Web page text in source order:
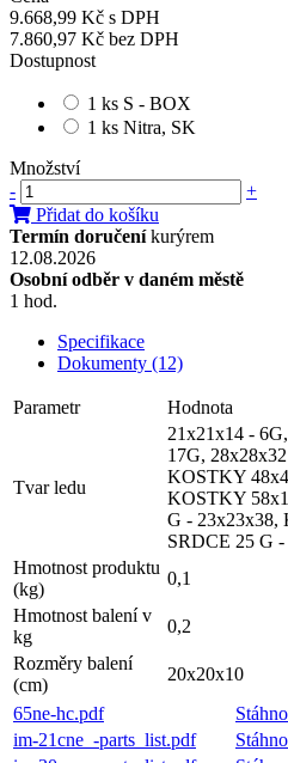
9.668,99 Kč s DPH
7.860,97 Kč bez DPH
Dostupnost
1 ks S - BOX
1 ks Nitra, SK
Množství
-
+
Přidat do košíku
Termín doručeníkurýrem
12.08.2026
Osobní odběr v daném městě
1 hod.
Specifikace
Dokumenty (12)
Parametr Hodnota
Tvar ledu
21x21x14 -
17G,
KOSTKY
KOSTKY
G - 23x23x38,
SRDCE 25 G
Hmotnost produktu
(kg)
0,1
Hmotnost balení v
kg
0,2
Rozměry balení
(cm)
20x20x10
65ne-hc.pdf
im-21cne_-parts_list.pdf